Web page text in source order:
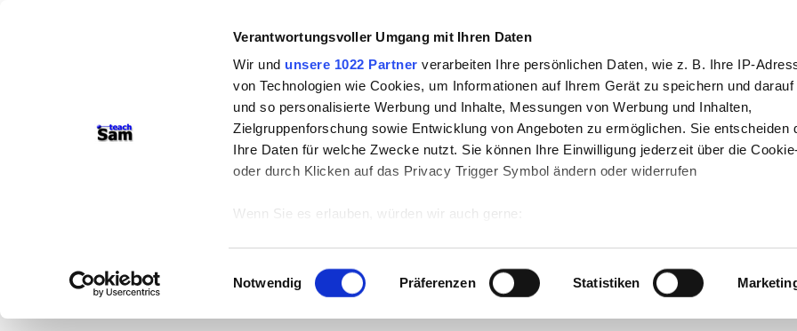
Verantwortungsvoller Umgang mit Ihren Daten
Wir und unsere 1022 Partner verarbeiten Ihre persönlichen Daten, wie z. B. Ihre IP-
von Technologien wie Cookies, um Informationen auf Ihrem Gerät zu speichern und
und so personalisierte Werbung und Inhalte, Messungen von Werbung und Inhalten,
Zielgruppenforschung sowie Entwicklung von Angeboten zu ermöglichen. Sie entscheiden
Ihre Daten für welche Zwecke nutzt. Sie können Ihre Einwilligung jederzeit über die
oder durch Klicken auf das Privacy Trigger Symbol ändern oder widerrufen
Wenn Sie es erlauben, würden wir auch gerne:
Ihr Gerät durch aktives Scannen nach bestimmten Merkmalen (Fingerprinting)
Erfahren Sie mehr darüber, wie Ihre persönlichen Daten verarbeitet werden, und legen Sie
Präferenzen imAbschnitt Einzelheitenfest.
Einwilligungsauswahl
Notwendig Präferenzen Statistiken